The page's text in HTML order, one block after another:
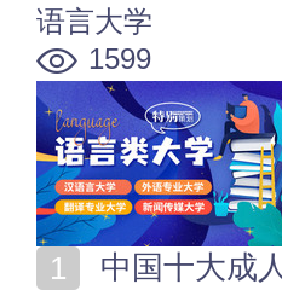
语言大学
1599